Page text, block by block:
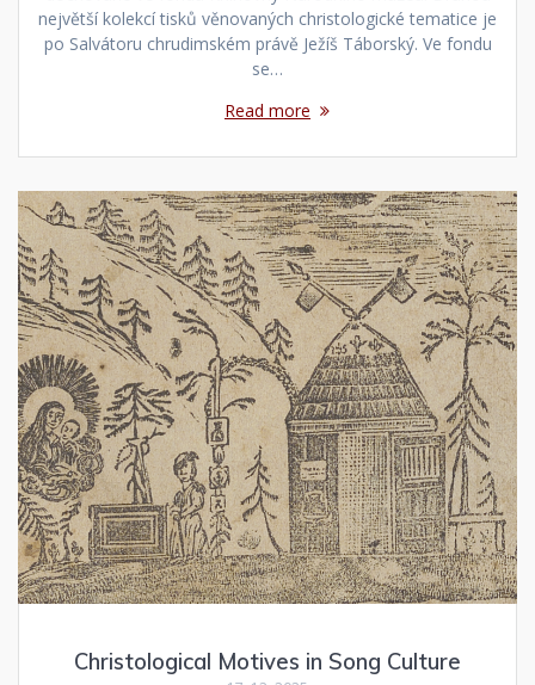
největší kolekcí tisků věnovaných christologické tematice je
po Salvátoru chrudimském právě Ježíš Táborský. Ve fondu
se…
Read more
Christological Motives in Song Culture